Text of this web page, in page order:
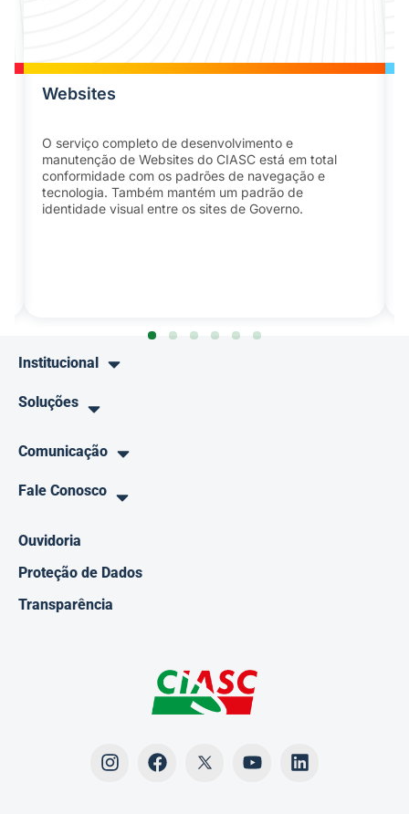
Websites
O serviço completo de desenvolvimento e
manutenção de Websites do CIASC está em total
conformidade com os padrões de navegação e
tecnologia. Também mantém um padrão de
identidade visual entre os sites de Governo.
Institucional
Soluções
Comunicação
Fale Conosco
Ouvidoria
Proteção de Dados
Transparência